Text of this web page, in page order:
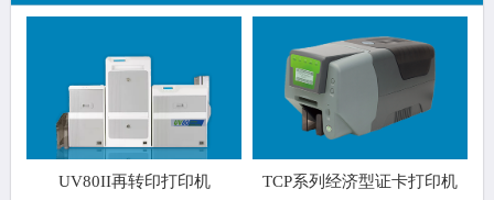
UV80II再转印打印机 TCP系列经济型证卡打印机